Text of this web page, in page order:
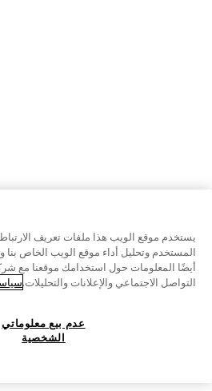
يستخدم موقع الويب هذا ملفات تعريف
المستخدم وتحليل أداء موقع الويب الخاص
أيضًا المعلومات حول استخدامك موقعنا مع
التواصل الاجتماعي والإعلانات والتحليلات.
عدم بيع معلوماتي
الشخصية